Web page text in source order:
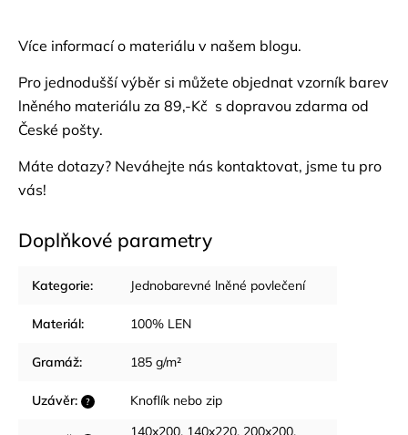
Více informací o materiálu v našem blogu.
Pro jednodušší výběr si můžete objednat vzorník barev
lněného materiálu za 89,-Kč s dopravou zdarma od
České pošty.
Máte dotazy? Neváhejte nás kontaktovat, jsme tu pro
vás!
Doplňkové parametry
Kategorie: Jednobarevné lněné povlečení
Materiál: 100% LEN
Gramáž: 185 g/m²
?
Uzávěr: Knoflík nebo zip
140x200, 140x220, 200x200,